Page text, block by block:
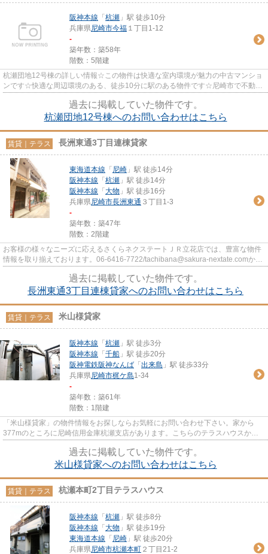
阪神本線 「 杭瀬 」駅 徒歩10分
兵庫県尼崎市今福 １丁目1-12
-
築年数：築58年
階数：5階建
杭瀬団地12号棟の詳しい情報☆この物件は快適な室内環境が魅力の中古マンショ
ンです☆快適な周辺環境のある、徒歩10分に駅のある物件です☆尼崎市で不動産
過去に掲載していた物件です。
杭瀬団地12号棟へのお問い合わせはこちら
賃貸｜テラス 長洲東通3丁目連棟貸家
東海道本線 「 尼崎 」駅 徒歩14分
阪神本線 「 杭瀬 」駅 徒歩14分
阪神本線 「 大物 」駅 徒歩16分
兵庫県尼崎市長洲東通 ３丁目1-3
-
築年数：築47年
階数：2階建
お客様の様々なニーズに応えるさくらネクステートＪＲ立花店では、豊富な物件
情報を取り揃えております。06-6416-7722/tachibana@sakura-nextate.comから
過去に掲載していた物件です。
長洲東通3丁目連棟貸家へのお問い合わせはこちら
賃貸｜テラス 米山様貸家
阪神本線 「 杭瀬 」駅 徒歩3分
阪神本線 「 千船 」駅 徒歩20分
阪神電鉄阪神なんば 「 出来島 」駅 徒歩33分
兵庫県尼崎市梶ケ島1-34
-
築年数：築61年
階数：1階建
「米山様貸家」の物件情報をお探しならお気軽にお問い合わせ下さい。家から
377mのところに尼崎信用金庫杭瀬支店があります。こちらのテラスハウスから
過去に掲載していた物件です。
米山様貸家へのお問い合わせはこちら
賃貸｜テラス 杭瀬本町2丁目テラスハウス
阪神本線 「 杭瀬 」駅 徒歩8分
阪神本線 「 大物 」駅 徒歩19分
東海道本線 「 尼崎 」駅 徒歩20分
兵庫県尼崎市杭瀬本町 ２丁目21-2